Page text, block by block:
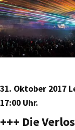
31. Oktober 2017
17:00 Uhr.
+++ Die